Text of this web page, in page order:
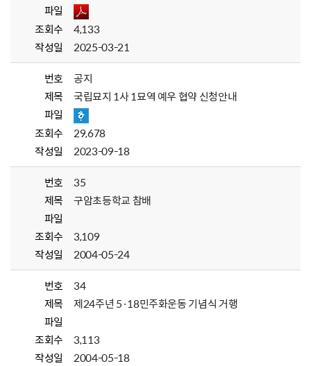
파일
조회수
4,133
작성일
2025-03-21
번호
공지
제목
국립묘지 1사 1묘역 예우 협약 신청안내
파일
조회수
29,678
작성일
2023-09-18
번호
35
제목
구암초등학교 참배
파일
조회수
3,109
작성일
2004-05-24
번호
34
제목
제24주년 5·18민주화운동 기념식 거행
파일
조회수
3,113
작성일
2004-05-18